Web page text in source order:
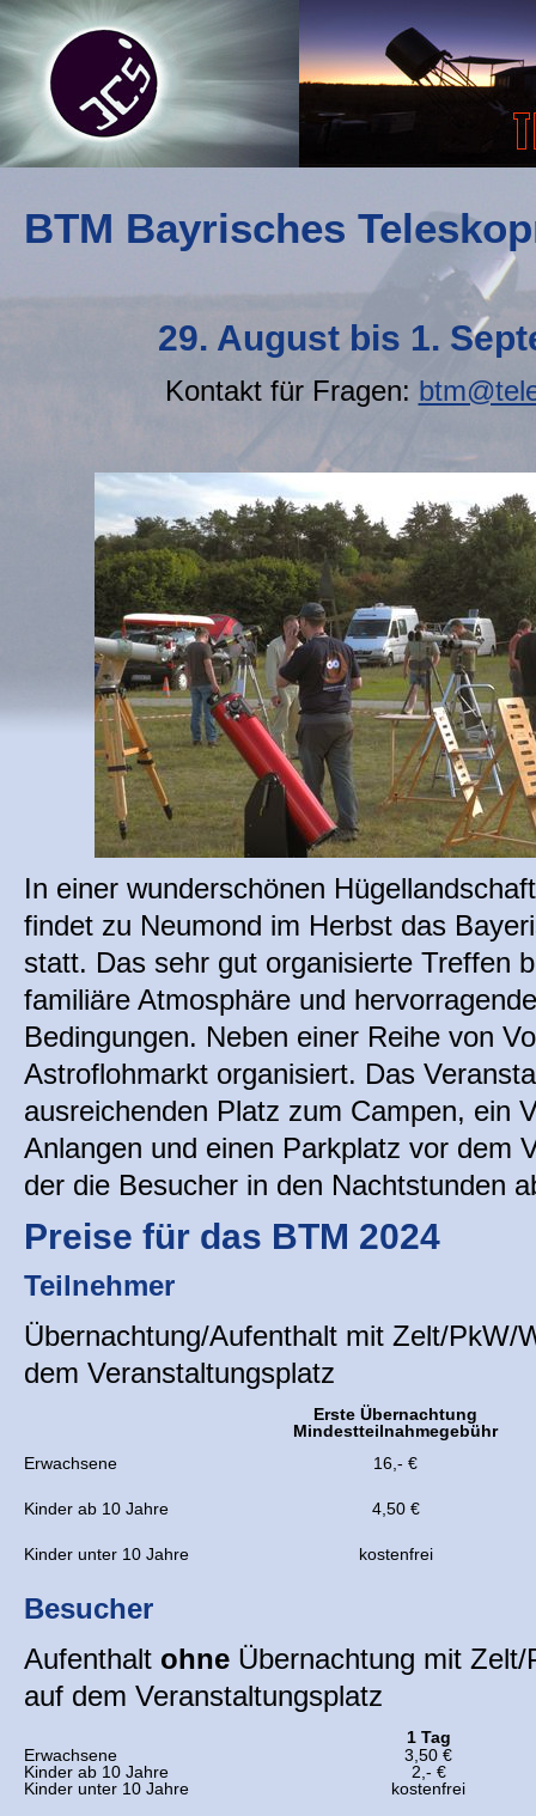
BTM Bayrisches
29. August bis 1.
Kontakt für Fragen:
In einer wunderschönen
findet zu Neumond im Herbst das
statt. Das sehr gut organisierte Treffen
familiäre Atmosphäre und
Bedingungen. Neben einer Reihe von
Astroflohmarkt organisiert. Das
ausreichenden Platz zum Campen, ein
Anlangen und einen Parkplatz vor dem
der die Besucher in den Nachtstunden
Preise für das BTM 2024
Teilnehmer
Übernachtung/Aufenthalt mit Zelt/PkW/
dem Veranstaltungsplatz
Erste Übernachtung
Mindestteilnahmegebühr
Erwachsene
16,- €
Kinder ab 10 Jahre 4,50 €
Kinder unter 10 Jahre kostenfrei
Besucher
Aufenthalt ohne Übernachtung mit
auf dem Veranstaltungsplatz
1 Tag
Erwachsene
3,50 €
Kinder ab 10 Jahre
2,- €
Kinder unter 10 Jahre
kostenfrei